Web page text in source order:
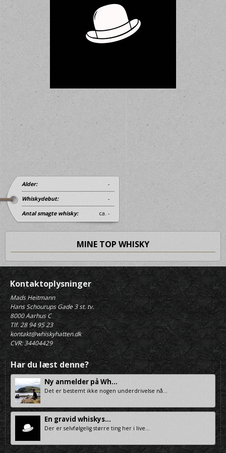
Alder: -
Whiskydebut: -
Antal smagte whisky: ca. -
MINE TOP WHISKY
Kontaktoplysninger
Mads Heitmann
Hans Schourups Gade 3 st. tv.
8000 Aarhus C
Tlf. 28 94 95 23
kontakt@whiskyhatten.dk
CVR: 34404429
Har du læst denne?
Ny anmelder på Wh...
Det er bestemt ikke nogen underdrivelse nå...
En gravid whiskys...
Der er selvfølgelig større ting her i live...